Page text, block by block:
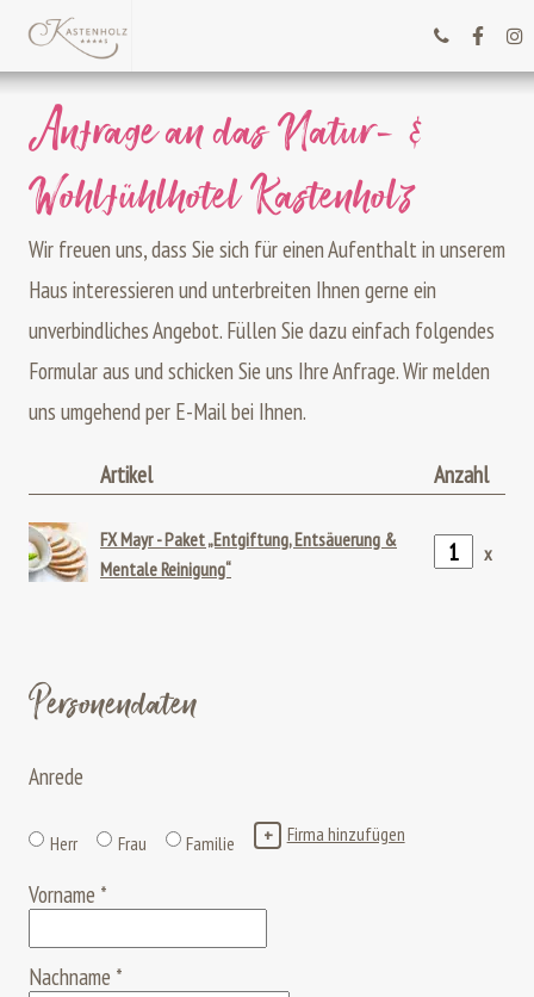
Anfrage an das Natur- &
Wohlfühlhotel Kastenholz
Wir freuen uns, dass Sie sich für einen Aufenthalt in unserem
Haus interessieren und unterbreiten Ihnen gerne ein
unverbindliches Angebot. Füllen Sie dazu einfach folgendes
Formular aus und schicken Sie uns Ihre Anfrage. Wir melden
uns umgehend per E-Mail bei Ihnen.
Artikel Anzahl
FX Mayr - Paket „Entgiftung, Entsäuerung &
Mentale Reinigung“
x
Personendaten
Anrede
Herr Frau Familie + Firma hinzufügen
Vorname *
Nachname *